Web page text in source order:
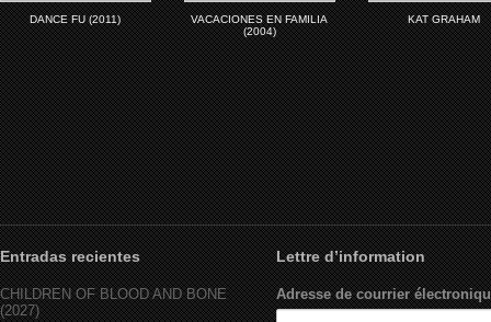
DANCE FU (2011)
VACACIONES EN FAMILIA
(2004)
KAT GRAHAM
Entradas recientes
CHILDREN OF BLOOD AND BONE
(2027)
Lettre d’information
Adresse de courrier